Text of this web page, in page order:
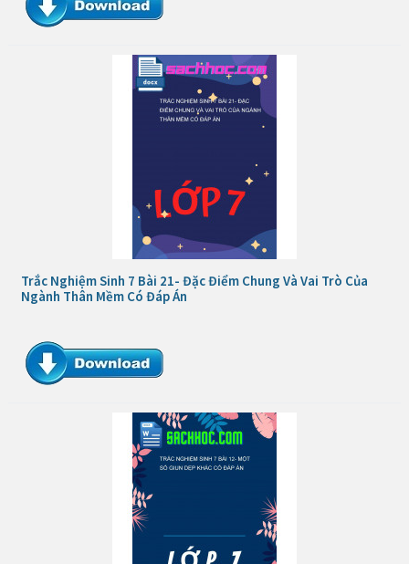
Trắc Nghiệm Sinh 7 Bài 21- Đặc Điểm Chung Và Vai Trò Của
Ngành Thân Mềm Có Đáp Án